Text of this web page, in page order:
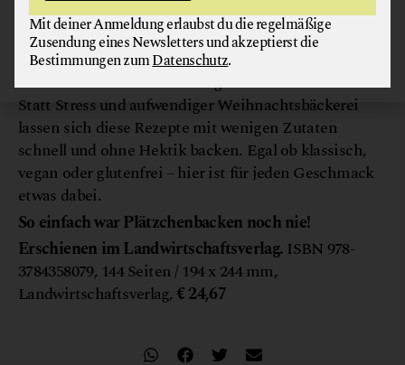
die Weihnachtsbäckerei“
Schnelle Plätzchen zum Genießen & Verschenken.
von Christiane Leesker, Vanessa Jansen:
Kochbuch ist eine Entlastung für die Weihnachtszeit.
Statt Stress und aufwendiger Weihnachtsbäckerei
lassen sich diese Rezepte mit wenigen Zutaten
schnell und ohne Hektik backen. Egal ob klassisch,
vegan oder glutenfrei – hier ist für jeden Geschmack
etwas dabei.
So einfach war Plätzchenbacken noch nie!
Erschienen im Landwirtschaftsverlag. ISBN 978-
3784358079, 144 Seiten / 194 x 244 mm,
Landwirtschaftsverlag,€ 24,67
Mit deiner Anmeldung erlaubst du die regelmäßige
Zusendung eines Newsletters und akzeptierst die
Bestimmungen zumDatenschutz.